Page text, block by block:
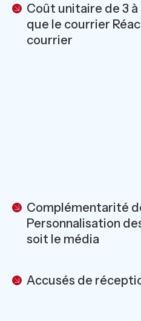
Coût unitaire de 3
que le courrier
courrier
Complémentarité
Personnalisation
soit le média
Accusés de